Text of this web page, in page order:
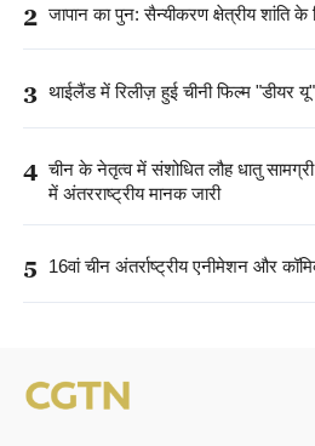
2 जापान का पुन: सैन्यीकरण क्षेत्रीय शांति
3 थाईलैंड में रिलीज़ हुई चीनी फिल्म "डीयर यू"
4 चीन के नेतृत्व में संशोधित लौह धातु
में अंतरराष्ट्रीय मानक जारी
5 16वां चीन अंतर्राष्ट्रीय एनीमेशन और